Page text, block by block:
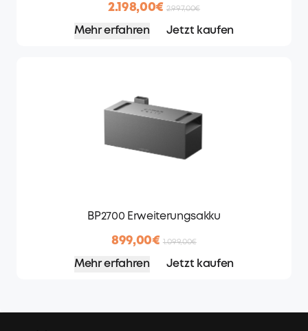
2.198,00€ 2.997,00€
Mehr erfahren Jetzt kaufen
BP2700 Erweiterungsakku
899,00€ 1.099,00€
Mehr erfahren Jetzt kaufen